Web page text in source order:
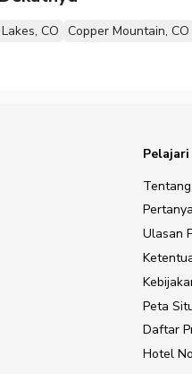
CO Copper Mountain, CO
Ulasan
Peta
Daftar
Hotel